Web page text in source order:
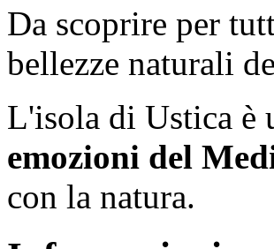
Da scoprire per
bellezze naturali
L'isola di Ustica è
emozioni del
con la natura.